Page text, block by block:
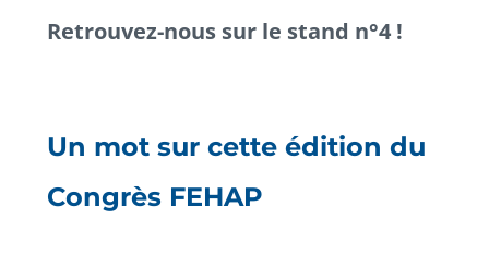
Retrouvez-nous sur le stand n°4 !
Un mot sur cette édition du
Congrès FEHAP